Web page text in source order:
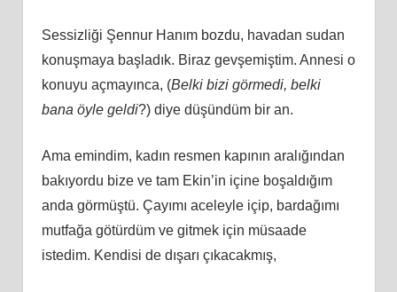
Sessizliği Şennur Hanım bozdu, havadan sudan
konuşmaya başladık. Biraz gevşemiştim. Annesi o
konuyu açmayınca, (Belki bizi görmedi, belki
bana öyle geldi?) diye düşündüm bir an.
Ama emindim, kadın resmen kapının aralığından
bakıyordu bize ve tam Ekin’in içine boşaldığım
anda görmüştü. Çayımı aceleyle içip, bardağımı
mutfağa götürdüm ve gitmek için müsaade
istedim. Kendisi de dışarı çıkacakmış,